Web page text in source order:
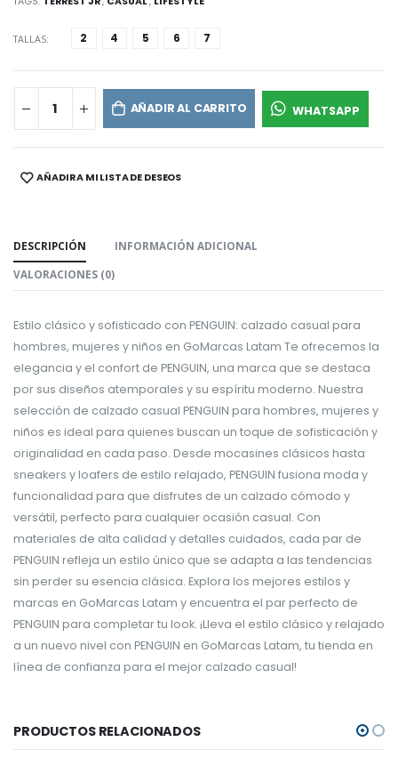
TALLAS: 2 4 5 6 7
AÑADIR AL CARRITO WHATSAPP
SHARE:AÑADIR A MI LISTA DE DESEOS
DESCRIPCIÓN
INFORMACIÓN ADICIONAL
VALORACIONES (0)
Estilo clásico y sofisticado con PENGUIN: calzado casual para
hombres, mujeres y niños en GoMarcas Latam Te ofrecemos la
elegancia y el confort de PENGUIN, una marca que se destaca
por sus diseños atemporales y su espíritu moderno. Nuestra
selección de calzado casual PENGUIN para hombres, mujeres y
niños es ideal para quienes buscan un toque de sofisticación y
originalidad en cada paso. Desde mocasines clásicos hasta
sneakers y loafers de estilo relajado, PENGUIN fusiona moda y
funcionalidad para que disfrutes de un calzado cómodo y
versátil, perfecto para cualquier ocasión casual. Con
materiales de alta calidad y detalles cuidados, cada par de
PENGUIN refleja un estilo único que se adapta a las tendencias
sin perder su esencia clásica. Explora los mejores estilos y
marcas en GoMarcas Latam y encuentra el par perfecto de
PENGUIN para completar tu look. ¡Lleva el estilo clásico y relajado
a un nuevo nivel con PENGUIN en GoMarcas Latam, tu tienda en
línea de confianza para el mejor calzado casual!
PRODUCTOS RELACIONADOS